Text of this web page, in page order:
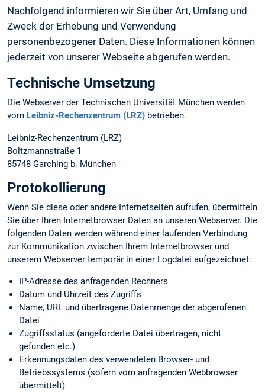
Nachfolgend informieren wir Sie über Art, Umfang und
Zweck der Erhebung und Verwendung
personenbezogener Daten. Diese Informationen können
jederzeit von unserer Webseite abgerufen werden.
Technische Umsetzung
Die Webserver der Technischen Universität München werden
vom Leibniz-Rechenzentrum (LRZ) betrieben.
Leibniz-Rechenzentrum (LRZ)
Boltzmannstraße 1
85748 Garching b. München
Protokollierung
Wenn Sie diese oder andere Internetseiten aufrufen, übermitteln
Sie über Ihren Internetbrowser Daten an unseren Webserver. Die
folgenden Daten werden während einer laufenden Verbindung
zur Kommunikation zwischen Ihrem Internetbrowser und
unserem Webserver temporär in einer Logdatei aufgezeichnet:
IP-Adresse des anfragenden Rechners
Datum und Uhrzeit des Zugriffs
Name, URL und übertragene Datenmenge der abgerufenen
Datei
Zugriffsstatus (angeforderte Datei übertragen, nicht
gefunden etc.)
Erkennungs­daten des verwendeten Browser- und
Betriebssystems (sofern vom anfragenden Webbrowser
übermittelt)